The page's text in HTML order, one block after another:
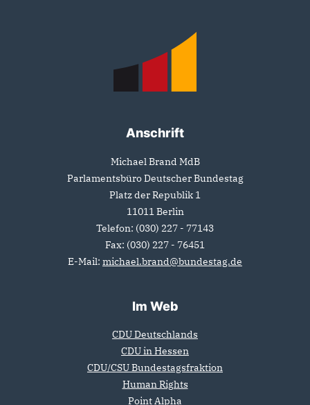
Anschrift
Michael Brand MdB
Parlamentsbüro Deutscher Bundestag
Platz der Republik 1
11011Berlin
Telefon: (030) 227 - 77143
Fax: (030) 227 - 76451
E-Mail: michael.brand@bundestag.de
Im Web
CDU Deutschlands
CDU in Hessen
CDU/CSU Bundestagsfraktion
Human Rights
Point Alpha